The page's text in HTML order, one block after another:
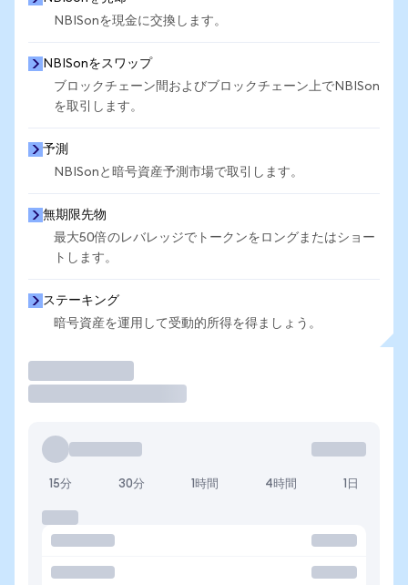
NBISonを現金に交換します。
NBISonをスワップ
ブロックチェーン間およびブロックチェーン上でNBISon
を取引します。
予測
NBISonと暗号資産予測市場で取引します。
無期限先物
最大50倍のレバレッジでトークンをロングまたはショー
トします。
ステーキング
暗号資産を運用して受動的所得を得ましょう。
15分 30分 1時間 4時間 1日